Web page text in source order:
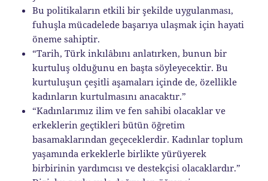
Bu politikaların etkili bir şekilde uygulanması,
fuhuşla mücadelede başarıya ulaşmak için hayati
öneme sahiptir.
“Tarih, Türk inkılâbını anlatırken, bunun bir
kurtuluş olduğunu en başta söyleyecektir. Bu
kurtuluşun çeşitli aşamaları içinde de, özellikle
kadınların kurtulmasını anacaktır.”
“Kadınlarımız ilim ve fen sahibi olacaklar ve
erkeklerin geçtikleri bütün öğretim
basamakların­dan geçeceklerdir. Kadınlar toplum
yaşamında erkek­lerle birlikte yürüyerek
birbirinin yardımcısı ve destekçisi olacaklardır.”